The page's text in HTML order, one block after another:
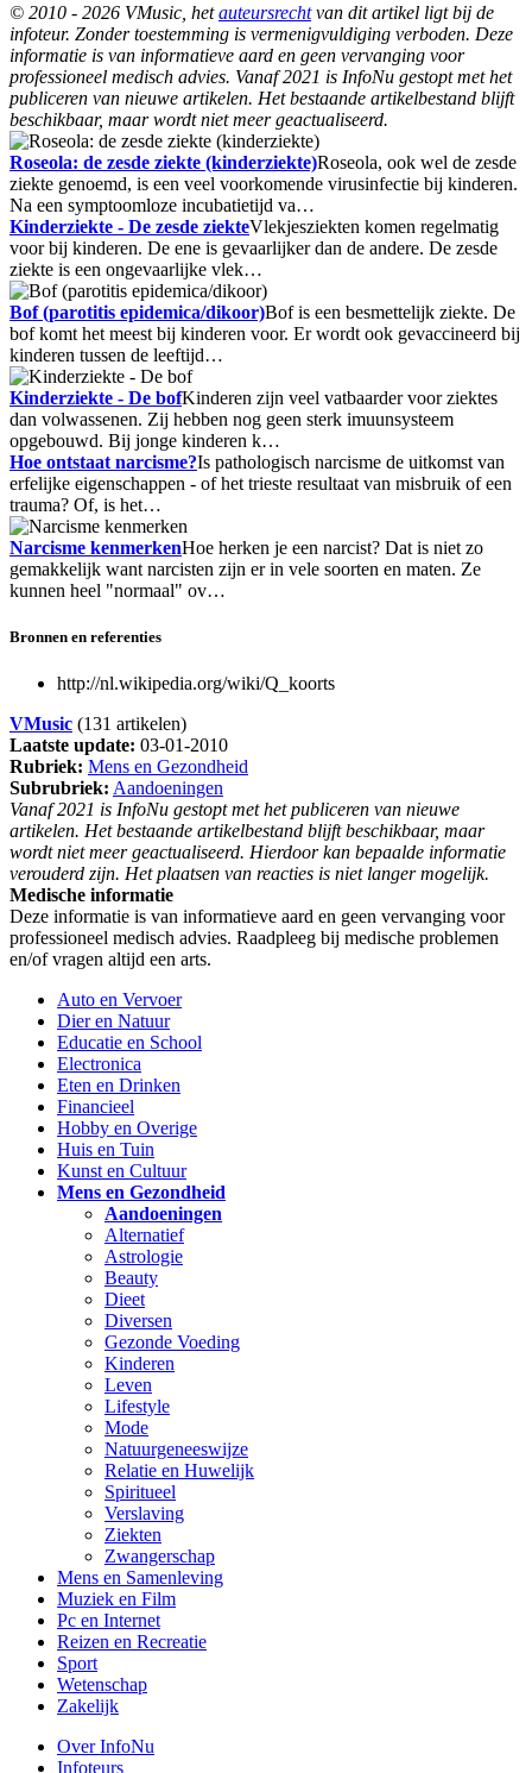
© 2010 - 2026 VMusic, hetauteursrechtvan dit artikel ligt bij de
infoteur. Zonder toestemming is vermenigvuldiging verboden. Deze
informatie is van informatieve aard en geen vervanging voor
professioneel medisch advies. Vanaf 2021 is InfoNu gestopt met het
publiceren van nieuwe artikelen. Het bestaande artikelbestand blijft
beschikbaar, maar wordt niet meer geactualiseerd.
Roseola: de zesde ziekte (kinderziekte)Roseola, ook wel de zesde
ziekte genoemd, is een veel voorkomende virusinfectie bij kinderen.
Na een symptoomloze incubatietijd va…
Kinderziekte - De zesde ziekteVlekjesziekten komen regelmatig
voor bij kinderen. De ene is gevaarlijker dan de andere. De zesde
ziekte is een ongevaarlijke vlek…
Bof (parotitis epidemica/dikoor)Bof is een besmettelijk ziekte. De
bof komt het meest bij kinderen voor. Er wordt ook gevaccineerd bij
kinderen tussen de leeftijd…
Kinderziekte - De bofKinderen zijn veel vatbaarder voor ziektes
dan volwassenen. Zij hebben nog geen sterk imuunsysteem
opgebouwd. Bij jonge kinderen k…
Hoe ontstaat narcisme?Is pathologisch narcisme de uitkomst van
erfelijke eigenschappen - of het trieste resultaat van misbruik of een
trauma? Of, is het…
Narcisme kenmerkenHoe herken je een narcist? Dat is niet zo
gemakkelijk want narcisten zijn er in vele soorten en maten. Ze
kunnen heel "normaal" ov…
Bronnen en referenties
http://nl.wikipedia.org/wiki/Q_koorts
VMusic (131 artikelen)
Laatste update: 03-01-2010
Rubriek: Mens en Gezondheid
Subrubriek: Aandoeningen
Vanaf 2021 is InfoNu gestopt met het publiceren van nieuwe
artikelen. Het bestaande artikelbestand blijft beschikbaar, maar
wordt niet meer geactualiseerd. Hierdoor kan bepaalde informatie
verouderd zijn. Het plaatsen van reacties is niet langer mogelijk.
Medische informatie
Deze informatie is van informatieve aard en geen vervanging voor
professioneel medisch advies. Raadpleeg bij medische problemen
en/of vragen altijd een arts.
Auto en Vervoer
Dier en Natuur
Educatie en School
Electronica
Eten en Drinken
Financieel
Hobby en Overige
Huis en Tuin
Kunst en Cultuur
Mens en Gezondheid
Aandoeningen
Alternatief
Astrologie
Beauty
Dieet
Diversen
Gezonde Voeding
Kinderen
Leven
Lifestyle
Mode
Natuurgeneeswijze
Relatie en Huwelijk
Spiritueel
Verslaving
Ziekten
Zwangerschap
Mens en Samenleving
Muziek en Film
Pc en Internet
Reizen en Recreatie
Sport
Wetenschap
Zakelijk
Over InfoNu
Infoteurs